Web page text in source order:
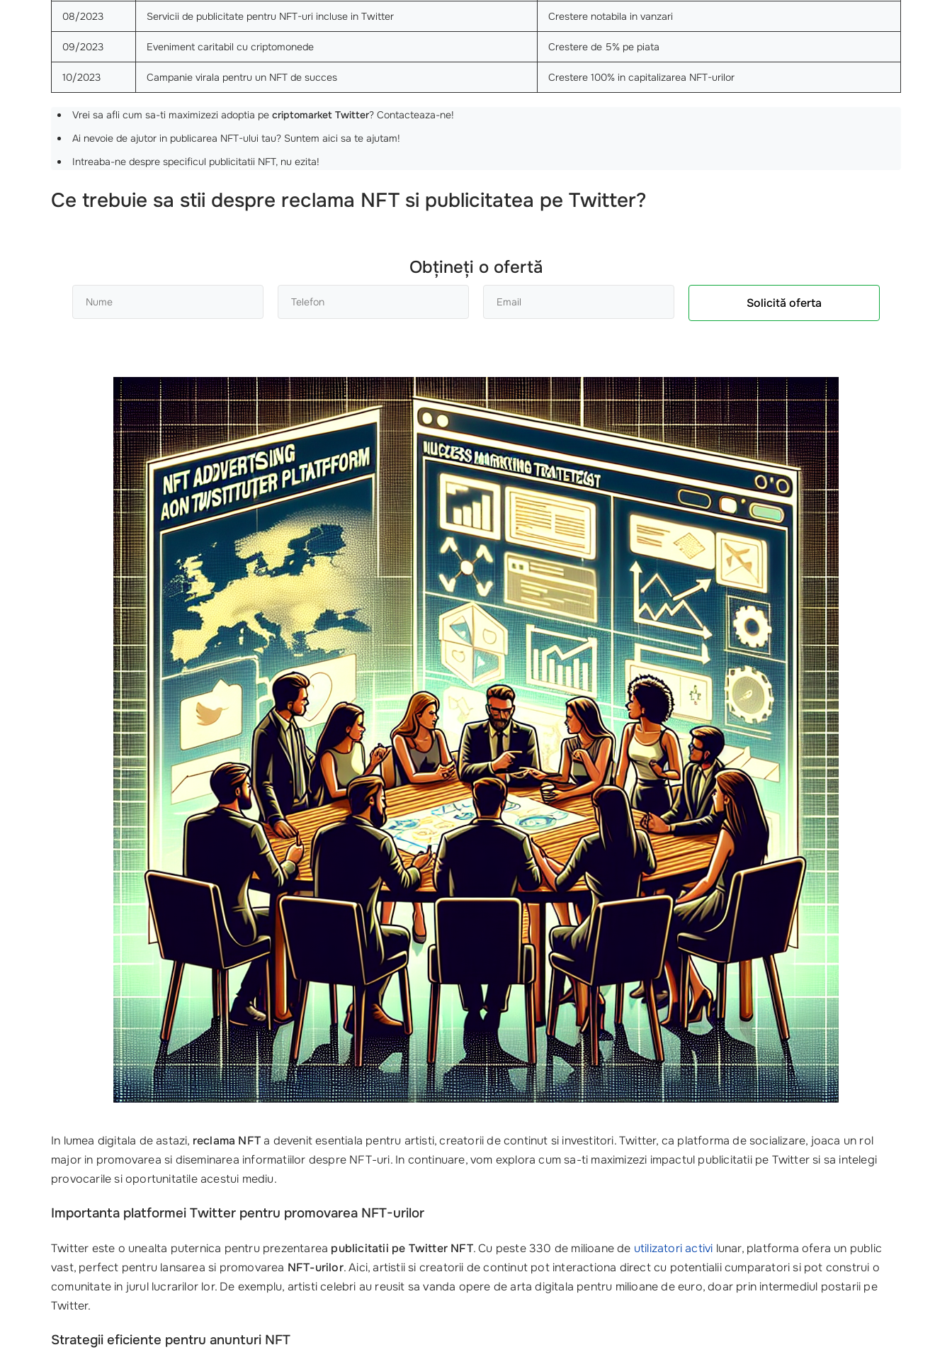
08/2023 Servicii de publicitate pentru NFT-uri incluse in Twitter Crestere notabila in vanzari
09/2023 Eveniment caritabil cu criptomonede Crestere de 5% pe piata
10/2023 Campanie virala pentru un NFT de succes Crestere 100% in capitalizarea NFT-urilor
Vrei sa afli cum sa-ti maximizezi adoptia pe criptomarket Twitter? Contacteaza-ne!
Ai nevoie de ajutor in publicarea NFT-ului tau? Suntem aici sa te ajutam!
Intreaba-ne despre specificul publicitatii NFT, nu ezita!
Ce trebuie sa stii despre reclama NFT si publicitatea pe Twitter?
Obțineți o ofertă
Solicită oferta
In lumea digitala de astazi, reclama NFTa devenit esentiala pentru artisti, creatorii de continut si investitori. Twitter, ca platforma de socializare, joaca un rol
major in promovarea si diseminarea informatiilor despre NFT-uri. In continuare, vom explora cum sa-ti maximizezi impactul publicitatii pe Twitter si sa intelegi
provocarile si oportunitatile acestui mediu.
Importanta platformei Twitter pentru promovarea NFT-urilor
Twitter este o unealta puternica pentru prezentarea publicitatii pe Twitter NFT. Cu peste 330 de milioane de utilizatori activi lunar, platforma ofera un public
vast, perfect pentru lansarea si promovarea NFT-urilor. Aici, artistii si creatorii de continut pot interactiona direct cu potentialii cumparatori si pot construi o
comunitate in jurul lucrarilor lor. De exemplu, artisti celebri au reusit sa vanda opere de arta digitala pentru milioane de euro, doar prin intermediul postarii pe
Twitter.
Strategii eficiente pentru anunturi NFT